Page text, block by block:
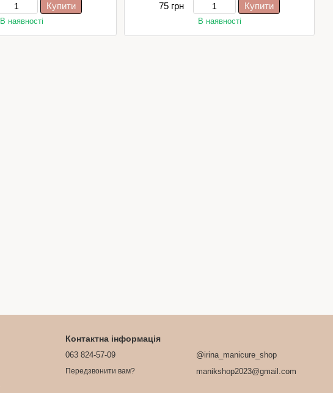
Купити
В наявності
75 грн
Купити
В наявності
Контактна інформація
063 824-57-09
Передзвонити вам?
@irina_manicure_shop
manikshop2023@gmail.com